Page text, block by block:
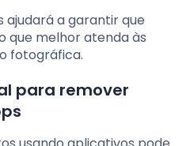
ajudará a garantir que
que melhor atenda às
fotográfica.
para remover